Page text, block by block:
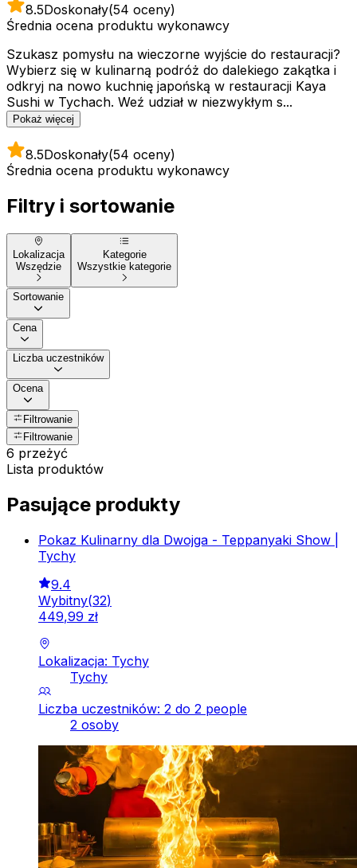
8.5Doskonały(54 oceny)
Średnia ocena produktu wykonawcy
Szukasz pomysłu na wieczorne wyjście do restauracji?
Wybierz się w kulinarną podróż do dalekiego zakątka i
odkryj na nowo kuchnię japońską w restauracji Kaya
Sushi w Tychach. Weź udział w niezwykłym s...
Pokaż więcej
8.5Doskonały(54 oceny)
Średnia ocena produktu wykonawcy
Filtry i sortowanie
Lokalizacja
Wszędzie
Kategorie
Wszystkie kategorie
Sortowanie
Cena
Liczba uczestników
Ocena
Filtrowanie
Filtrowanie
6 przeżyć
Lista produktów
Pasujące produkty
Pokaz Kulinarny dla Dwojga - Teppanyaki Show |
Tychy
9.4
Wybitny(32)
449,99 zł
Lokalizacja: Tychy
Tychy
Liczba uczestników: 2 do 2 people
2 osoby